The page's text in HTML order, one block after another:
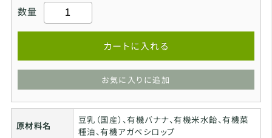
数量
カートに入れる
お気に入りに追加
原材料名
豆乳（国産）、有機バナナ、有機米水飴、有機菜
種油、有機アガベシロップ